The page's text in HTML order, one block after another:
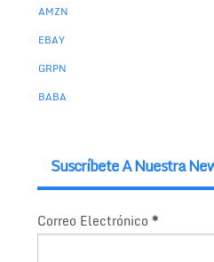
AMZN
EBAY
GRPN
BABA
Suscríbete A Nuestra
Correo Electrónico *